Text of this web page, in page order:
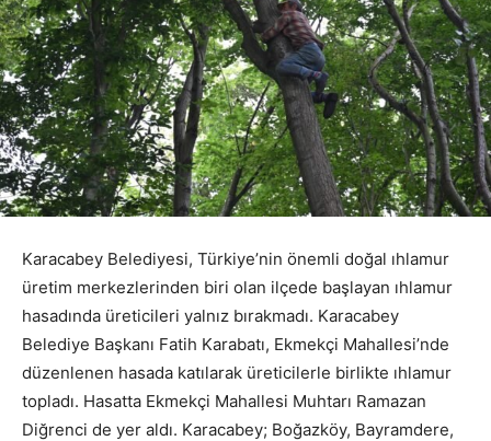
Karacabey Belediyesi, Türkiye’nin önemli doğal ıhlamur
üretim merkezlerinden biri olan ilçede başlayan ıhlamur
hasadında üreticileri yalnız bırakmadı. Karacabey
Belediye Başkanı Fatih Karabatı, Ekmekçi Mahallesi’nde
düzenlenen hasada katılarak üreticilerle birlikte ıhlamur
topladı. Hasatta Ekmekçi Mahallesi Muhtarı Ramazan
Diğrenci de yer aldı. Karacabey; Boğazköy, Bayramdere,